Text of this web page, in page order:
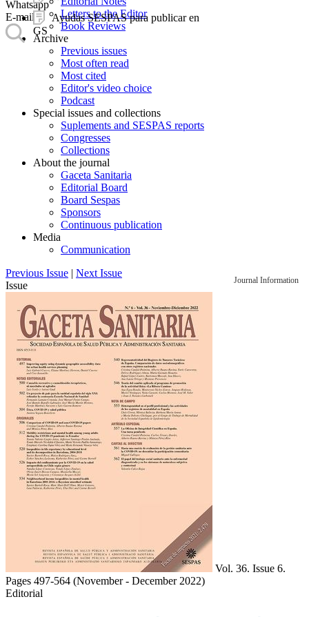
Ayudas SESPAS para publicar en
GS
Whatsapp
E-mail
Letters to the Editor
Book Reviews
Archive
Previous issues
Most often read
Most cited
Editor's video choice
Podcast
Special issues and collections
Suplements and SESPAS reports
Congresses
Collections
About the journal
Gaceta Sanitaria
Editorial Board
Board Sespas
Sponsors
Continuous publication
Media
Communication
Journal Information
Previous Issue | Next Issue
Issue
Vol. 36. Issue 6.
Pages 497-564 (November - December 2022)
Editorial